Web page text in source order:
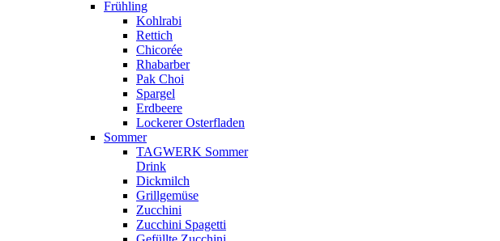
Frühling
Kohlrabi
Rettich
Chicorée
Rhabarber
Pak Choi
Spargel
Erdbeere
Lockerer Osterfladen
Sommer
TAGWERK Sommer
Drink
Dickmilch
Grillgemüse
Zucchini
Zucchini Spagetti